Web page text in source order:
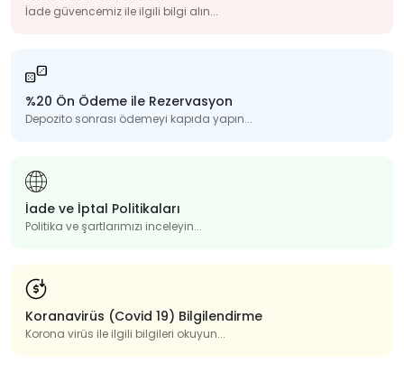
İade güvencemiz ile ilgili bilgi alın...
%20 Ön Ödeme ile Rezervasyon
Depozito sonrası ödemeyi kapıda yapın...
İade ve İptal Politikaları
Politika ve şartlarımızı inceleyin...
Koranavirüs (Covid 19) Bilgilendirme
Korona virüs ile ilgili bilgileri okuyun...